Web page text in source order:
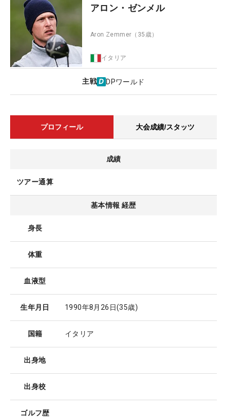
アロン・ゼンメル
Aron Zemmer （35歳）
イタリア
主戦 DPワールド
プロフィール 大会成績/スタッツ
成績
ツアー通算
基本情報 経歴
身長
体重
血液型
生年月日 1990年8月26日(35歳)
国籍 イタリア
出身地
出身校
ゴルフ歴